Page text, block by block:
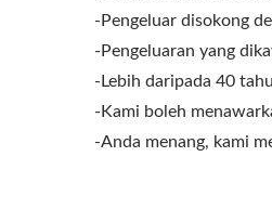
-Pengeluar disokong
-Pengeluaran yang
-Lebih daripada 40
-Kami boleh
-Anda menang, kami